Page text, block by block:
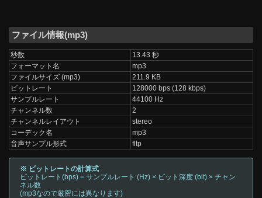
ファイル情報(mp3)
秒数
13.43 秒
フォーマット名
mp3
ファイルサイズ (mp3)
211.9 KB
ビットレート
128000 bps (128 kbps)
サンプルレート
44100 Hz
チャンネル数
2
チャンネルレイアウト
stereo
コーデック名
mp3
音声サンプル形式
fltp
※ ビットレートの計算式
ビットレート(bps) = サンプルレート (Hz) × ビット深度 (bit) × チャン
ネル数
(mp3なので厳密には異なります)